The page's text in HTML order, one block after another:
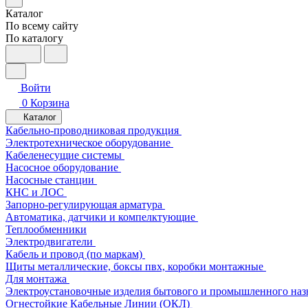
Каталог
По всему сайту
По каталогу
Войти
0 Корзина
Каталог
Кабельно-проводниковая продукция
Электротехническое оборудование
Кабеленесущие системы
Насосное оборудование
Насосные станции
КНС и ЛОС
Запорно-регулирующая арматура
Автоматика, датчики и компелктующие
Теплообменники
Электродвигатели
Кабель и провод (по маркам)
Щиты металлические, боксы пвх, коробки монтажные
Для монтажа
Электроустановочные изделия бытового и промышленного
Огнестойкие Кабельные Линии (ОКЛ)